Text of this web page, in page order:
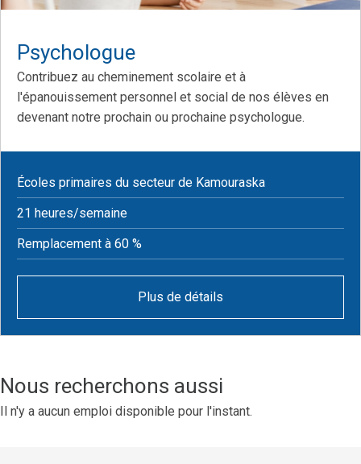
Psychologue
Contribuez au cheminement scolaire et à
l'épanouissement personnel et social de nos élèves en
devenant notre prochain ou prochaine psychologue.
Écoles primaires du secteur de Kamouraska
21 heures/semaine
Remplacement à 60 %
Plus de détails
Nous recherchons aussi
Il n'y a aucun emploi disponible pour l'instant.